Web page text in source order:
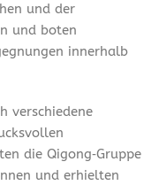
und der
und boten
innerhalb
verschiedene
die Qigong‑Gruppe
und erhielten